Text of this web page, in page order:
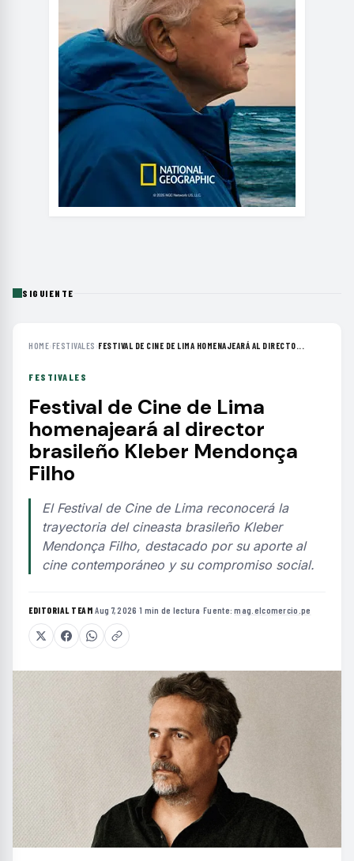
SIGUIENTE
HOME›FESTIVALES ›FESTIVAL DE CINE DE LIMA HOMENAJEARÁ AL DIRECTO...
FESTIVALES
Festival de Cine de Lima
homenajeará al director
brasileño Kleber Mendonça
Filho
El Festival de Cine de Lima reconocerá la
trayectoria del cineasta brasileño Kleber
Mendonça Filho, destacado por su aporte al
cine contemporáneo y su compromiso social.
EDITORIAL TEAM·Aug 7, 2026 ·1 min de lectura ·Fuente:mag.elcomercio.pe